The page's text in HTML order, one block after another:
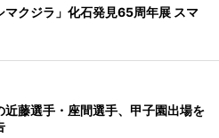
マクジラ」化石発見65周年展 スマ
近藤選手・座間選手、甲子園出場を